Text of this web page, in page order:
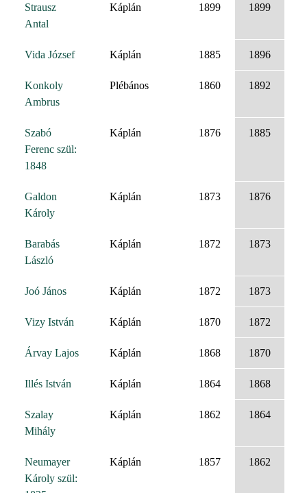
Strausz
Antal
Káplán 1899 1899
Vida József Káplán 1885 1896
Konkoly
Ambrus
Plébános 1860 1892
Szabó
Ferenc szül:
1848
Káplán 1876 1885
Galdon
Károly
Káplán 1873 1876
Barabás
László
Káplán 1872 1873
Joó János Káplán 1872 1873
Vizy István Káplán 1870 1872
Árvay Lajos Káplán 1868 1870
Illés István Káplán 1864 1868
Szalay
Mihály
Káplán 1862 1864
Neumayer
Károly szül:
Káplán 1857 1862